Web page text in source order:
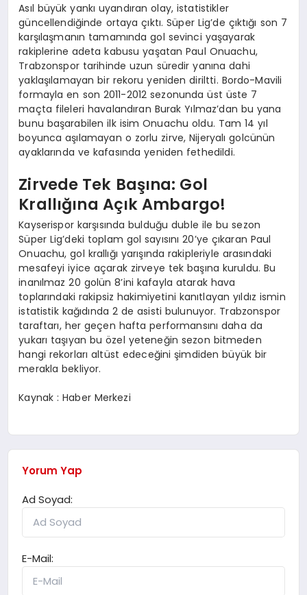
Asıl büyük yankı uyandıran olay, istatistikler
güncellendiğinde ortaya çıktı. Süper Lig’de çıktığı son 7
karşılaşmanın tamamında gol sevinci yaşayarak
rakiplerine adeta kabusu yaşatan Paul Onuachu,
Trabzonspor tarihinde uzun süredir yanına dahi
yaklaşılamayan bir rekoru yeniden diriltti. Bordo-Mavili
formayla en son 2011-2012 sezonunda üst üste 7
maçta fileleri havalandıran Burak Yılmaz’dan bu yana
bunu başarabilen ilk isim Onuachu oldu. Tam 14 yıl
boyunca aşılamayan o zorlu zirve, Nijeryalı golcünün
ayaklarında ve kafasında yeniden fethedildi.
Zirvede Tek Başına: Gol
Krallığına Açık Ambargo!
Kayserispor karşısında bulduğu duble ile bu sezon
Süper Lig’deki toplam gol sayısını 20’ye çıkaran Paul
Onuachu, gol krallığı yarışında rakipleriyle arasındaki
mesafeyi iyice açarak zirveye tek başına kuruldu. Bu
inanılmaz 20 golün 8’ini kafayla atarak hava
toplarındaki rakipsiz hakimiyetini kanıtlayan yıldız ismin
istatistik kağıdında 2 de asisti bulunuyor. Trabzonspor
taraftarı, her geçen hafta performansını daha da
yukarı taşıyan bu özel yeteneğin sezon bitmeden
hangi rekorları altüst edeceğini şimdiden büyük bir
merakla bekliyor.
Kaynak : Haber Merkezi
Yorum Yap
Ad Soyad:
E-Mail: